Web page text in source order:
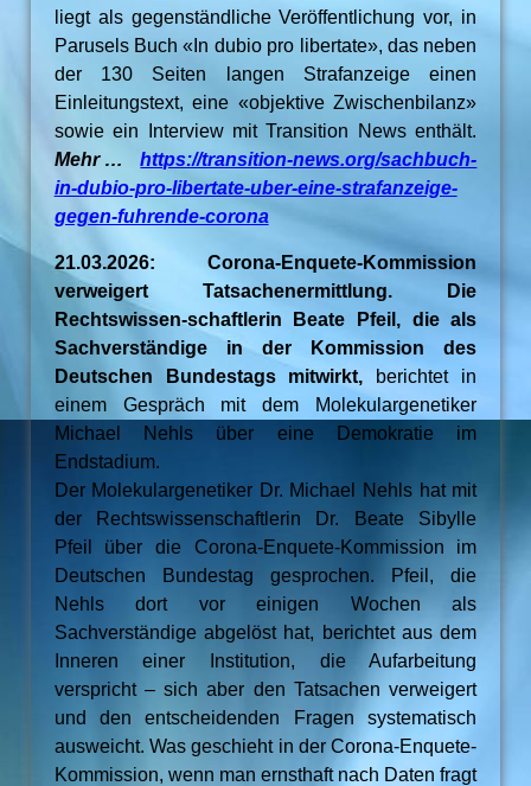
liegt als gegenständliche Veröffentlichung vor, in
Parusels Buch «In dubio pro libertate», das neben
der 130 Seiten langen Strafanzeige einen
Einleitungstext, eine «objektive Zwischenbilanz»
sowie ein Interview mit Transition News enthält.
Mehr …https://transition-news.org/sachbuch-
in-dubio-pro-libertate-uber-eine-strafanzeige-
gegen-fuhrende-corona
21.03.2026: Corona-Enquete-Kommission
verweigert Tatsachenermittlung. Die
Rechtswissen-schaftlerin Beate Pfeil, die als
Sachverständige in der Kommission des
Deutschen Bundestags mitwirkt, berichtet in
einem Gespräch mit dem Molekulargenetiker
Michael Nehls über eine Demokratie im
Endstadium.
Der Molekulargenetiker Dr. Michael Nehls hat mit
der Rechtswissenschaftlerin Dr. Beate Sibylle
Pfeil über die Corona-Enquete-Kommission im
Deutschen Bundestag gesprochen. Pfeil, die
Nehls dort vor einigen Wochen als
Sachverständige abgelöst hat, berichtet aus dem
Inneren einer Institution, die Aufarbeitung
verspricht – sich aber den Tatsachen verweigert
und den entscheidenden Fragen systematisch
ausweicht. Was geschieht in der Corona-Enquete-
Kommission, wenn man ernsthaft nach Daten fragt